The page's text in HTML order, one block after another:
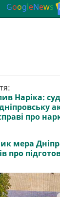
GoogleNews
Наріка:
про
мера
про